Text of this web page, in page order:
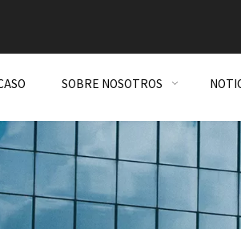
SOBRE NOSOTROS